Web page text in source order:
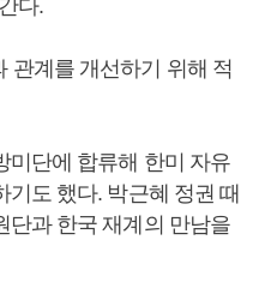
다.
관계를 개선하기 위해 적
미단에 합류해 한미 자유
기도 했다. 박근혜 정권 때
단과 한국 재계의 만남을